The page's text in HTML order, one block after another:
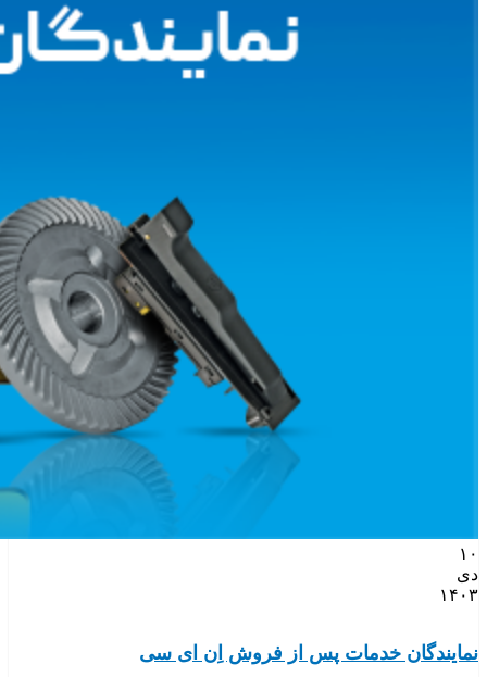
۱۰
دی
۱۴۰۳
نمایندگان خدمات پس از فروش اِن ای سی